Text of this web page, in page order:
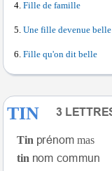
Fille de famille
Une fille devenue belle
Fille qu'on dit belle
TIN
Tin
mas
tin